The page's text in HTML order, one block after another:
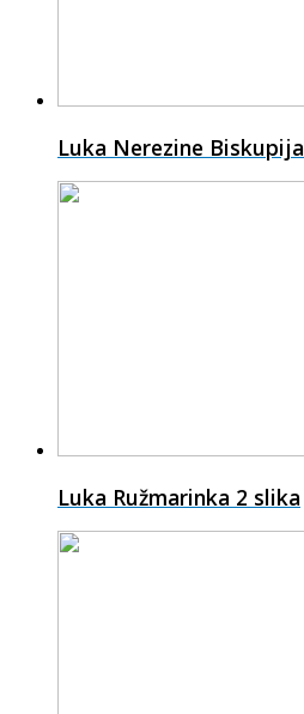
Luka Nerezine Biskupija
Luka Ružmarinka 2 slika